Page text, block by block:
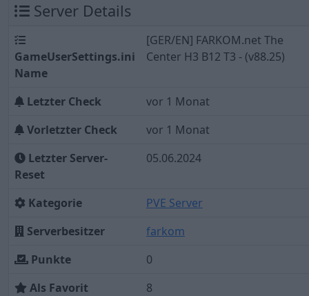
Server Details
GameUserSettings.ini
Name
[GER/EN] FARKOM.net The
Center H3 B12 T3 - (v88.25)
Letzter Check
vor 1 Monat
Vorletzter Check
vor 1 Monat
Letzter Server-
Reset
05.06.2024
Kategorie
PVE Server
Serverbesitzer
farkom
Punkte
0
Als Favorit
8